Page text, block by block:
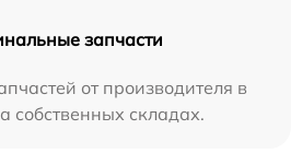
запчасти
от производителя в
собственных складах.